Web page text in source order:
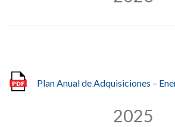
Plan Anual de Adquisiciones –
2025